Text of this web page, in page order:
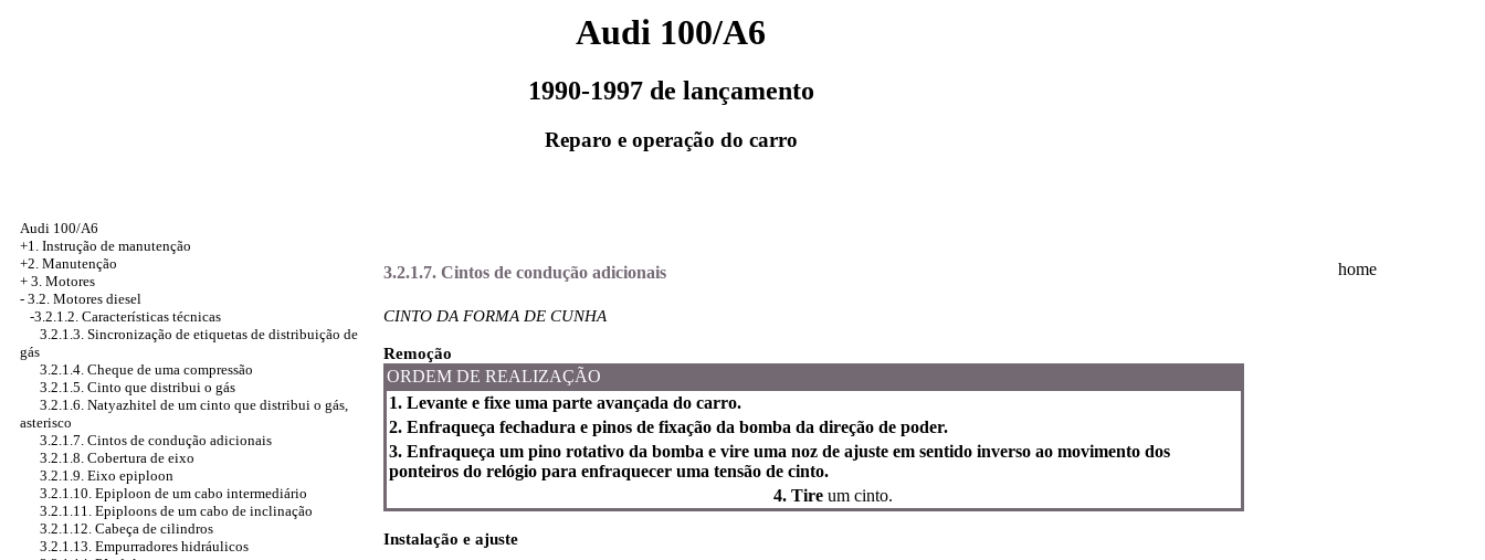
Audi 100/A6
1990-1997 de lançamento
Reparo e operação do carro
Audi 100/A6
+1. Instrução de manutenção
+2. Manutenção
+ 3. Motores
- 3.2. Motores diesel
-3.2.1.2. Características técnicas
3.2.1.3. Sincronização de etiquetas de distribuição de
gás
3.2.1.4. Cheque de uma compressão
3.2.1.5. Cinto que distribui o gás
3.2.1.6. Natyazhitel de um cinto que distribui o gás,
asterisco
3.2.1.7. Cintos de condução adicionais
3.2.1.8. Cobertura de eixo
3.2.1.9. Eixo epiploon
3.2.1.10. Epiploon de um cabo intermediário
3.2.1.11. Epiploons de um cabo de inclinação
3.2.1.12. Cabeça de cilindros
3.2.1.13. Empurradores hidráulicos
3.2.1.7. Cintos de condução adicionais
CINTO DA FORMA DE CUNHA
Remoção
ORDEM DE REALIZAÇÃO
1. Levante e fixe uma parte avançada do carro.
2. Enfraqueça fechadura e pinos de fixação da bomba da direção de poder.
3. Enfraqueça um pino rotativo da bomba e vire uma noz de ajuste em sentido inverso ao movimento dos
ponteiros do relógio para enfraquecer uma tensão de cinto.
4. Tire um cinto.
Instalação e ajuste
home